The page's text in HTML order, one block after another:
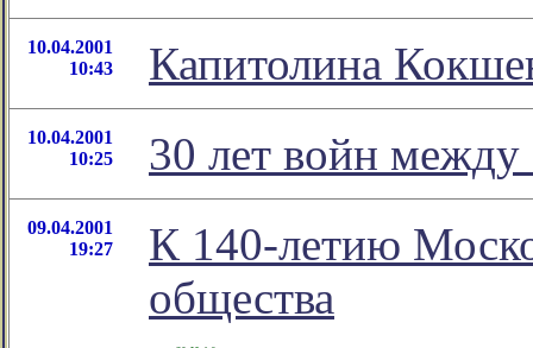
10.04.2001
10:43
Капитолина
10.04.2001
10:25
30 лет войн
09.04.2001
19:27
К 140-летию
общества